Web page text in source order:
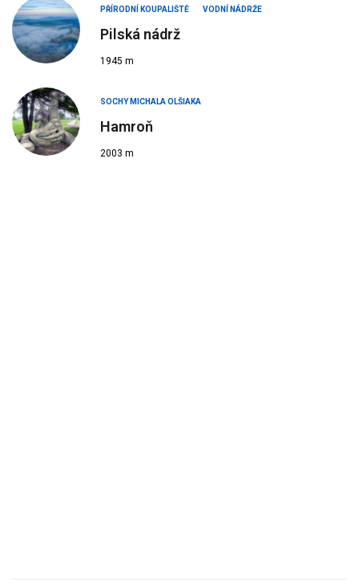
PŘÍRODNÍ KOUPALIŠTĚ VODNÍ NÁDRŽE
Pilská nádrž
1945 m
SOCHY MICHALA OLŠIAKA
Hamroň
2003 m